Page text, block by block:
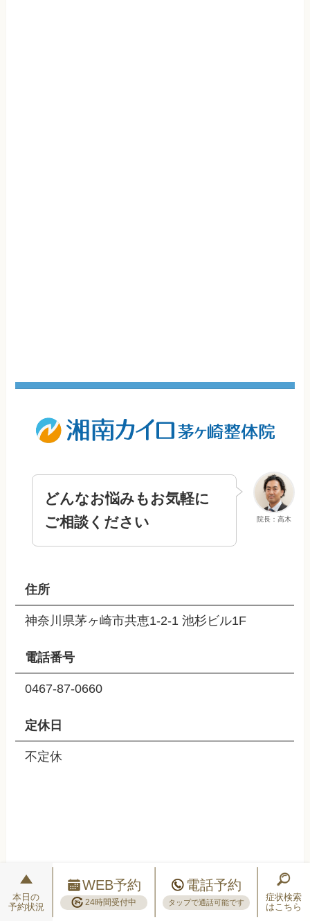
院長：高木
どんなお悩みもお気軽に
ご相談ください
住所
神奈川県茅ヶ崎市共恵1-2-1 池杉ビル1F
電話番号
0467-87-0660
定休日
不定休
本日の
予約状況
WEB予約
24時間受付中
電話予約
タップで通話可能です
症状検索
はこちら